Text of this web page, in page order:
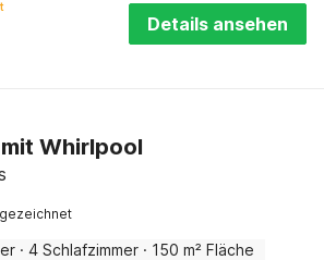
Details ansehen
Whirlpool
· 4 Schlafzimmer · 150 m² Fläche